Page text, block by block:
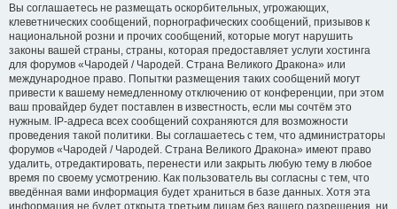
Вы соглашаетесь не размещать оскорбительных, угрожающих,
клеветнических сообщений, порнографических сообщений, призывов к
национальной розни и прочих сообщений, которые могут нарушить
законы вашей страны, страны, которая предоставляет услуги хостинга
для форумов «Чародей / Чародей. Страна Великого Дракона» или
международное право. Попытки размещения таких сообщений могут
привести к вашему немедленному отключению от конференции, при этом
ваш провайдер будет поставлен в известность, если мы сочтём это
нужным. IP-адреса всех сообщений сохраняются для возможности
проведения такой политики. Вы соглашаетесь с тем, что администраторы
форумов «Чародей / Чародей. Страна Великого Дракона» имеют право
удалить, отредактировать, перенести или закрыть любую тему в любое
время по своему усмотрению. Как пользователь вы согласны с тем, что
введённая вами информация будет храниться в базе данных. Хотя эта
информация не будет открыта третьим лицам без вашего разрешения, ни